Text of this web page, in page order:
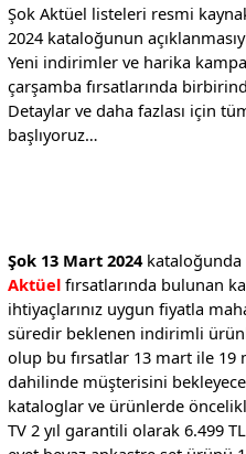
Şok Aktüel listeleri resmi
2024 kataloğunun
Yeni indirimler ve harika
çarşamba fırsatlarında
Detaylar ve daha fazlası için
başlıyoruz…
Şok 13 Mart 2024kataloğunda
Aktüel fırsatlarında bulunan
ihtiyaçlarınız uygun fiyatla
süredir beklenen indirimli
olup bu fırsatlar 13 mart ile
dahilinde müşterisini
kataloglar ve ürünlerde
TV 2 yıl garantili olarak 6.499